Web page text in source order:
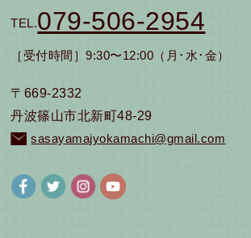
TEL.079-506-2954
［受付時間］9:30〜12:00（月･水･金）
〒669-2332
丹波篠山市北新町48-29
sasayamajyokamachi@gmail.com